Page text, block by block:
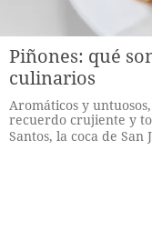
Piñones: qué
culinarios
Aromáticos y
recuerdo crujiente y
Santos, la coca de San